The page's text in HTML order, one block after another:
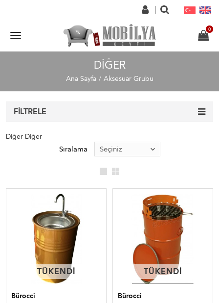
DIĞER
Ana Sayfa Aksesuar Grubu
FILTRELE
Diğer Diğer
Sıralama
TÜKENDI
TÜKENDI
Bürocci
TÜKENDI
TÜKENDI
Bürocci